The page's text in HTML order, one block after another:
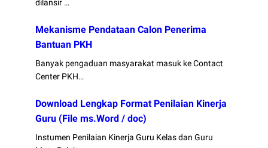
dilansir …
Mekanisme Pendataan Calon Penerima
Bantuan PKH
Banyak pengaduan masyarakat masuk ke Contact
Center PKH…
Download Lengkap Format Penilaian Kinerja
Guru (File ms.Word / doc)
Instumen Penilaian Kinerja Guru Kelas dan Guru